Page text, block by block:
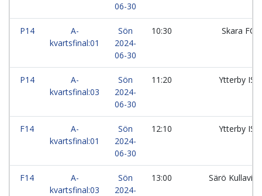
06-30
P14
A-
kvartsfinal:01
Sön
2024-
06-30
10:30 Skara
P14
A-
kvartsfinal:03
Sön
2024-
06-30
11:20 Ytterby
F14
A-
kvartsfinal:01
Sön
2024-
06-30
12:10 Ytterby
F14
A-
kvartsfinal:03
Sön
2024-
13:00 Särö Kullavik